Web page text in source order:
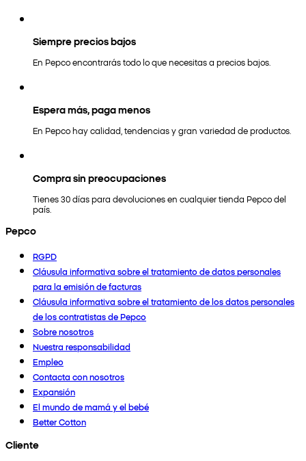
Siempre precios bajos
En Pepco encontrarás todo lo que necesitas a precios bajos.
Espera más, paga menos
En Pepco hay calidad, tendencias y gran variedad de productos.
Compra sin preocupaciones
Tienes 30 días para devoluciones en cualquier tienda Pepco del
país.
Pepco
RGPD
Cláusula informativa sobre el tratamiento de datos personales
para la emisión de facturas
Cláusula informativa sobre el tratamiento de los datos personales
de los contratistas de Pepco
Sobre nosotros
Nuestra responsabilidad
Empleo
Contacta con nosotros
Expansión
El mundo de mamá y el bebé
Better Cotton
Cliente